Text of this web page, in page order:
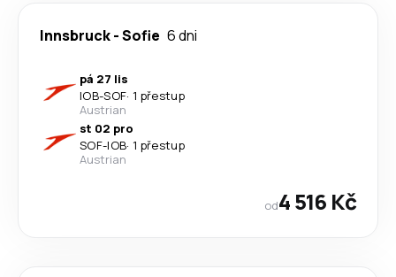
Innsbruck-Sofie 6 dni
pá 27 lis
IOB-SOF· 1 přestup
Austrian
st 02 pro
SOF-IOB· 1 přestup
Austrian
od4 516 Kč